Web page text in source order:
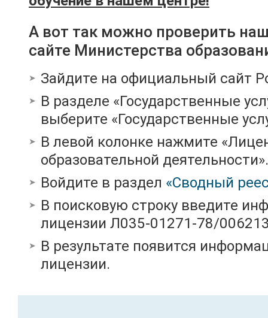
А вот так можно проверить
сайте Министерства
Зайдите на официальный сайт
В разделе «Государственные
выберите «Государственные
В левой колонке нажмите
образовательной деятельности».
Войдите в раздел «Сводный
В поисковую строку введите
лицензии Л035-01271-78/
В результате появится
лицензии.